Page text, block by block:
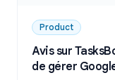
Product
Avis sur
de gérer